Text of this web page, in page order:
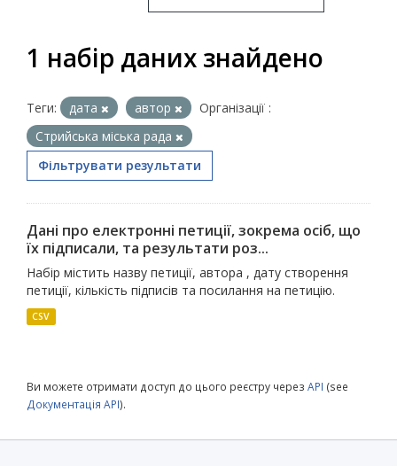
1 набір даних знайдено
Теги: дата автор
Організації :
Стрийська міська рада
Фільтрувати результати
Дані про електронні петиції, зокрема осіб, що
їх підписали, та результати роз...
Набір містить назву петиції, автора , дату створення
петиції, кількість підписів та посилання на петицію.
CSV
Ви можете отримати доступ до цього реєстру через API (see
Документація API).